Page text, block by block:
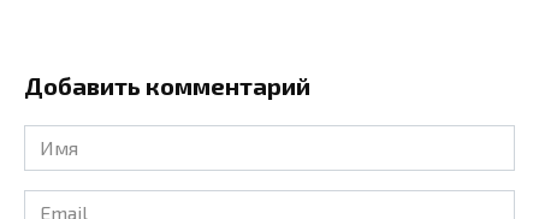
Добавить комментарий
Имя
*
Email